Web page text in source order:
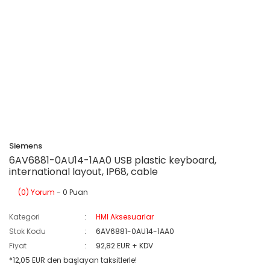
Siemens
6AV6881-0AU14-1AA0 USB plastic keyboard,
international layout, IP68, cable
(0) Yorum - 0 Puan
Kategori
HMI Aksesuarlar
Stok Kodu
6AV6881-0AU14-1AA0
Fiyat
92,82 EUR + KDV
*12,05 EUR den başlayan taksitlerle!